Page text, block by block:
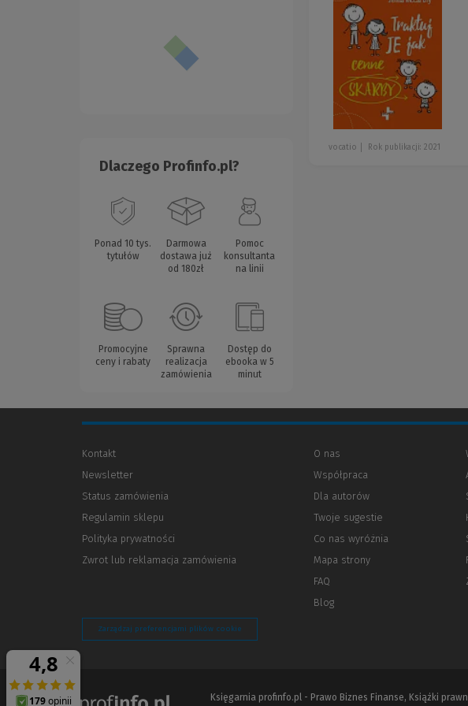
Dlaczego Profinfo.pl?
Ponad 10 tys.
tytułów
Darmowa
dostawa już
od 180zł
Pomoc
konsultanta
na linii
Promocyjne
ceny i rabaty
Sprawna
realizacja
zamówienia
Dostęp do
ebooka w 5
minut
vocatio Rok publikacji: 2021
Kontakt
Newsletter
Status zamówienia
Regulamin sklepu
Polityka prywatności
innej
Zwrot lub reklamacja zamówienia
O nas
Współpraca
Dla autorów
innej
strony)
Twoje sugestie
Co nas wyróżnia
Mapa strony
FAQ
Blog
Zarządzaj preferencjami plików cookie
Księgarnia profinfo.pl - Prawo Biznes Finanse, Książki